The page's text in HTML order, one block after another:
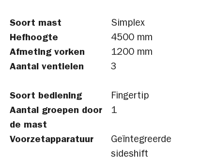
Soort mast
Simplex
Hefhoogte
4500 mm
Afmeting vorken
1200 mm
Aantal ventielen
3
Soort bediening
Fingertip
Aantal groepen door
de mast
1
Voorzetapparatuur
Geïntegreerde
sideshift